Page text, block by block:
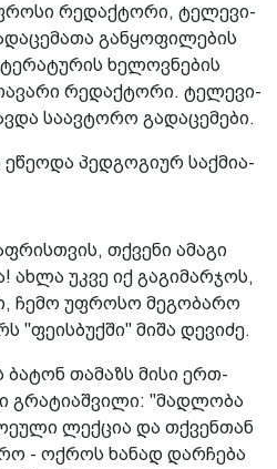
რე­დაქ­ტო­რი, ტე­ლე­ვი­
გან­ყო­ფი­ლე­ბის
ხე­ლოვ­ნე­ბის
რე­დაქ­ტო­რი. ტე­ლე­ვი­
სა­ავ­ტო­რო გა­და­ცე­მე­ბი.
პედ­გო­გი­ურ საქ­მი­ა­
თქვე­ნი ამა­გი
ახლა უკვე იქ გა­გი­მარ­ჯოს,
ჩემო უფ­რო­სო მე­გო­ბა­რო
"ფე­ის­ბუქ­ში" მიშა დე­ვი­ძე.
თა­მაზს მისი ერთ-
გრა­ტი­აშ­ვი­ლი: "მად­ლო­ბა
ლექ­ცია და თქვენ­თან
- ოქ­როს ხა­ნად დარ­ჩე­ბა